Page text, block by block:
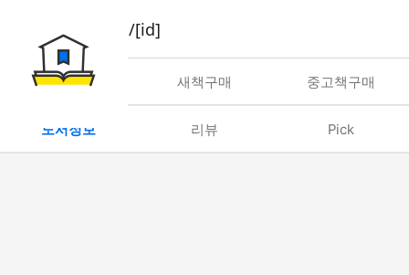
book/rent/[id]
대여 새책구매 중고책구매
도서정보 리뷰 Pick